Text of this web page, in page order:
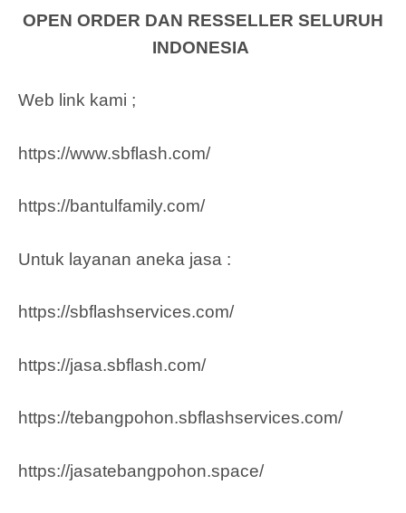
OPEN ORDER DAN RESSELLER SELURUH
INDONESIA
Web link kami ;
https://www.sbflash.com/
https://bantulfamily.com/
Untuk layanan aneka jasa :
https://sbflashservices.com/
https://jasa.sbflash.com/
https://tebangpohon.sbflashservices.com/
https://jasatebangpohon.space/